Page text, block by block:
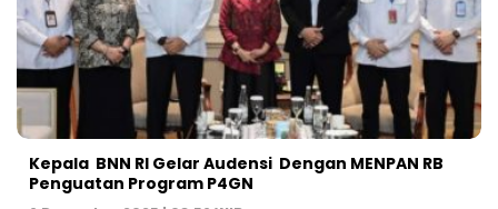
Kepala BNN RI Gelar Audensi Dengan MENPAN RB
Penguatan Program P4GN